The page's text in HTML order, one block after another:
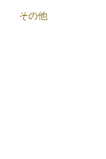
その他